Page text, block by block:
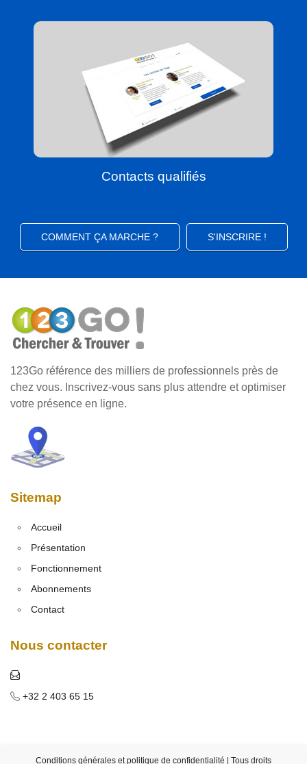
Contacts qualifiés
COMMENT ÇA MARCHE ? S'INSCRIRE !
123Go référence des milliers de professionnels près de
chez vous. Inscrivez-vous sans plus attendre et optimiser
votre présence en ligne.
Sitemap
Accueil
Présentation
Fonctionnement
Abonnements
Contact
Nous contacter
+32 2 403 65 15
Conditions générales et politique de confidentialité | Tous droits